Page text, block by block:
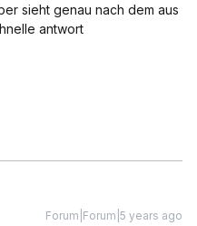
sieht genau nach dem aus
antwort
Forum|Forum|5 years ago